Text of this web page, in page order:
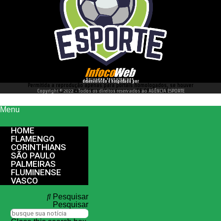
desenvolvido e hospedado por
Permitida a reprodução apenas para portais homologados, se houver
interesse entre em contato conosco 66 99977 4262
Copyright © 2022 - Todos os direitos reservados ao AGÊNCIA ESPORTE
Menu
HOME
FLAMENGO
CORINTHIANS
SÃO PAULO
PALMEIRAS
FLUMINENSE
VASCO
Pesquisar
Pesquisar